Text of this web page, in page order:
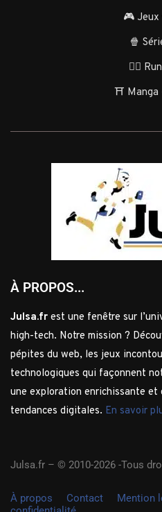
🎮 Jeux
🍿
🏃‍♂️
⛩️ Manga
À PROPOS...
Julsa.fr est une fenêtre sur
high-tech. Notre mission ?
pépites du web, les jeux
technologiques qui façonnent
une exploration enrichissante et
tendances digitales. En savoir
Julsa.fr – © 2010-2026 -Tous
À propos Contact Mention